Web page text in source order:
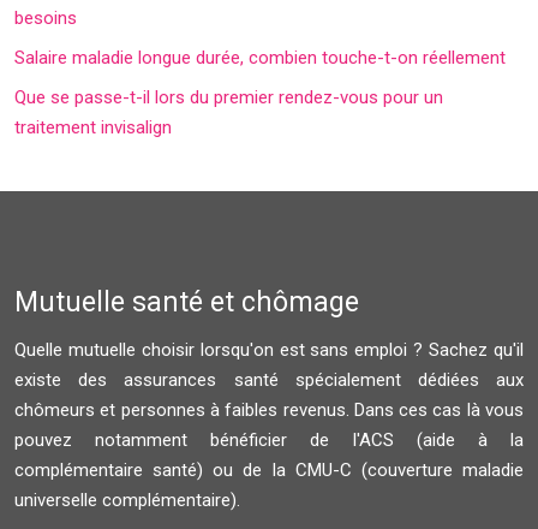
besoins
Salaire maladie longue durée, combien touche-t-on réellement
Que se passe-t-il lors du premier rendez-vous pour un
traitement invisalign
Mutuelle santé et chômage
Quelle mutuelle choisir lorsqu'on est sans emploi ? Sachez qu'il
existe des assurances santé spécialement dédiées aux
chômeurs et personnes à faibles revenus. Dans ces cas là vous
pouvez notamment bénéficier de l'ACS (aide à la
complémentaire santé) ou de la CMU-C (couverture maladie
universelle complémentaire).